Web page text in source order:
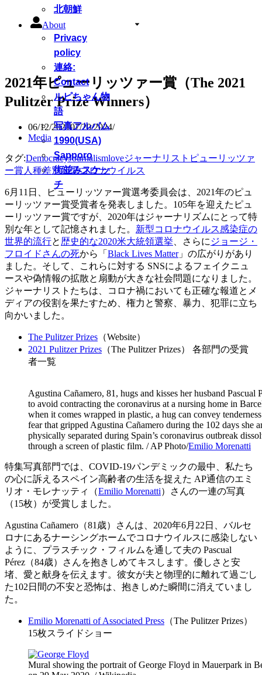
北朝鮮
About
Privacy
policy
連絡:
Contact
ルピちゃん物
語
写真アルバム
1990(USA)
Sapporo
街並みスケッ
チ
2021年ピューリッツァー賞（The 2021
Pulitzer Prize Winners）
06/12/202107/20/2024
Media
タグ:DemocracyJournalismloveジャーナリスト ピューリッツァ
ー賞人種差別新型コロナウイルス
6月11日、ピューリッツァー賞選考委員会は、2021年のピュ
ーリッツァー賞受賞者を発表しました。105年を迎えたピュ
ーリッツァー賞ですが、2020年はジャーナリズムにとって特
別な年として記憶されました。 新型コロナウイルス感染症の
世界的流行と 歴史的な2020米大統領選挙、さらにジョージ・
フロイドさんの死から「 Black Lives Matter」の広がりがあり
ました。そして、これらに対する SNSによるフェイクニュ
ースや偽情報の拡散と扇動が大きな社会問題になりました。
ジャーナリストたちは、コロナ禍においても正確な報道とメ
ディアの役割を果たすため、権力と警察、暴力、犯罪に立ち
向かいました。
The Pulitzer Prizes （Website）
2021 Pulitzer Prizes （The Pulitzer Prizes） 各部門の受賞
者一覧
Agustina Cañamero, 81, hugs and kisses her husband Pascual
to avoid contracting the coronavirus at a nursing home in
when it comes wrapped in plastic, a hug can convey
fear that gripped Agustina Cañamero during the 102 days she
physically separated during Spain’s coronavirus outbreak
through a screen of plastic film. / AP Photo/Emilio Morenatti
特集写真部門では、COVID-19パンデミックの最中、私たち
の心に訴えるスペイン高齢者の生活を捉えた AP通信のエミ
リオ・モレナッティ（Emilio Morenatti）さんの一連の写真
（15枚）が受賞しました。
Agustina Cañamero（81歳）さんは、2020年6月22日、バルセ
ロナにあるナーシングホームでコロナウイルスに感染しない
ように、プラスチック・フィルムを通して夫の Pascual
Pérez（84歳）さんを抱きしめてキスします。優しさと安
堵、愛と献身を伝えます。彼女が夫と物理的に離れて過ごし
た102日間の不安と恐怖は、抱きしめた瞬間に消えていまし
た。
Emilio Morenatti of Associated Press （The Pulitzer Prizes）
15枚スライドショー
Mural showing the portrait of George Floyd in Mauerpark in